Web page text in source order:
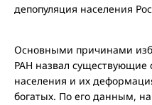
депопуляция населения
Основными причинами
РАН назвал
населения и их
богатых. По его данным, на